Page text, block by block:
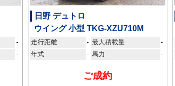
-
-
日野 デュトロ
ウイング 小型 TKG-XZU710M
走行距離 - 最大積載量 -
年式 - 馬力 -
ご成約